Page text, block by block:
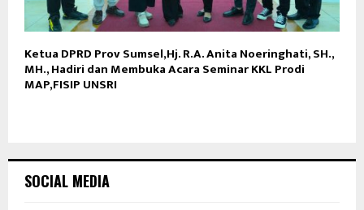
Ketua DPRD Prov Sumsel,Hj. R.A. Anita Noeringhati, SH.,
MH., Hadiri dan Membuka Acara Seminar KKL Prodi
MAP,FISIP UNSRI
SOCIAL MEDIA